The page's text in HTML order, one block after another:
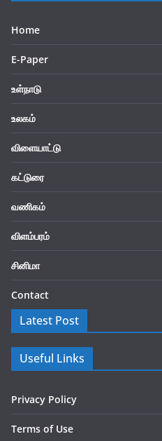
Home
E-Paper
உள்நாடு
உலகம்
விளையாட்டு
கட்டுரை
வணிகம்
விளம்பரம்
சினிமா
Contact
Latest Post
Useful Links
Privacy Policy
Terms of Use